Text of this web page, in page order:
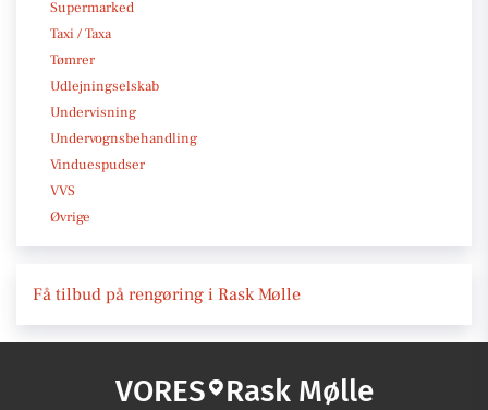
Supermarked
Taxi / Taxa
Tømrer
Udlejningselskab
Undervisning
Undervognsbehandling
Vinduespudser
VVS
Øvrige
Få tilbud på rengøring i Rask Mølle
VORES Rask Mølle